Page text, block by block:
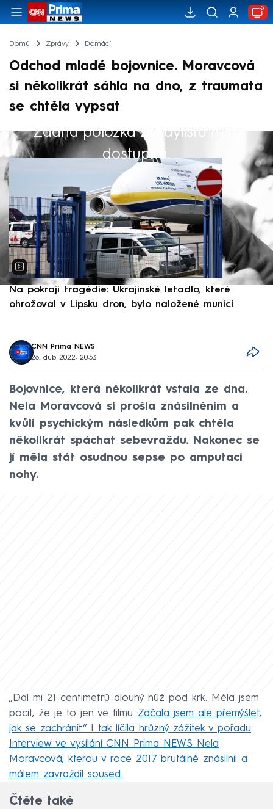
Domů Zprávy Domácí
Odchod mladé bojovnice. Moravcová
si několikrát sáhla na dno, z traumata
se chtěla vypsat
Žádná položka z playlistu není
dostupná.
Výběr redakce
Na pokraji tragédie: Ukrajinské letadlo, které
ohrožoval v Lipsku dron, bylo naložené municí
CNN Prima NEWS
26. dub 2022, 20:53
Bojovnice, která několikrát vstala ze dna.
Nela Moravcová si prošla znásilněním a
kvůli psychickým následkům pak chtěla
několikrát spáchat sebevraždu. Nakonec se
jí měla stát osudnou sepse po amputaci
nohy.
„Dal mi 21 centimetrů dlouhý nůž pod krk. Měla jsem
pocit, že je to jen ve filmu. Začala jsem ale přemýšlet,
jak se zachránit.“ I tak líčila hrůzný zážitek v pořadu
Interview ve vysílání CNN Prima NEWS Nela
Moravcová, kterou v roce 2017 brutálně znásilnil a
málem zavraždil soused.
Čtěte také